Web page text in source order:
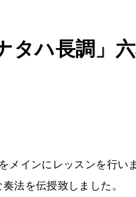
タハ長調」
インにレッスンを行いま
法を伝授致しました。